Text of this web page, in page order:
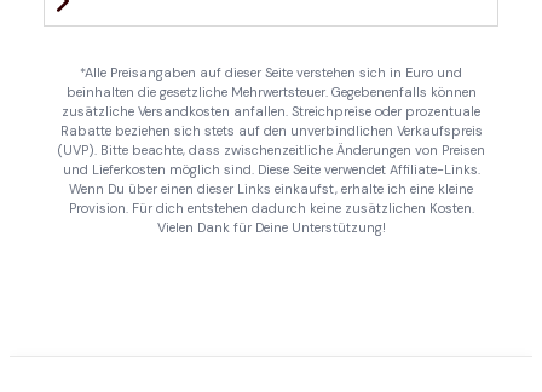
*Alle Preisangaben auf dieser Seite verstehen sich in Euro und
beinhalten die gesetzliche Mehrwertsteuer. Gegebenenfalls können
zusätzliche Versandkosten anfallen. Streichpreise oder prozentuale
Rabatte beziehen sich stets auf den unverbindlichen Verkaufspreis
(UVP). Bitte beachte, dass zwischenzeitliche Änderungen von Preisen
und Lieferkosten möglich sind. Diese Seite verwendet Affiliate-Links.
Wenn Du über einen dieser Links einkaufst, erhalte ich eine kleine
Provision. Für dich entstehen dadurch keine zusätzlichen Kosten.
Vielen Dank für Deine Unterstützung!